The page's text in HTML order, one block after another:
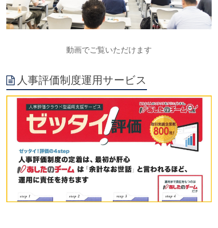
動画でご覧いただけます
人事評価制度運用サービス